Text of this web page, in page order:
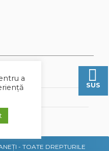
- TOATE DREPTURILE
SUS
a